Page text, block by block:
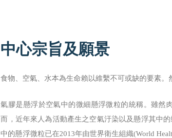
中心宗旨及願景
食物、空氣、水本為生命賴以維繫不可或缺的要素
氣膠是懸浮於空氣中的微細懸浮微粒的統稱。雖然
而，近年來人為活動產生之空氣汙染以及懸浮其中
中的懸浮微粒已在2013年由世界衛生組織(World